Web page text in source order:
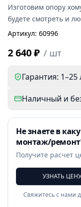
Изготовим опору
будете смотреть и
Артикул: 60996
2 640 ₽ / шт
Гарантия: 1–25
Наличный и
Не знаете в
монтаж/
Получите расчет
УЗНАТЬ ЦЕНУ
Свяжитесь с нами